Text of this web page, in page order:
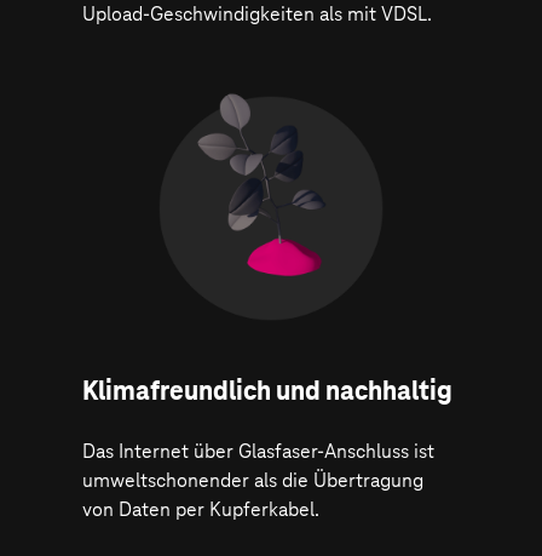
Upload-Geschwindigkeiten als mit VDSL.
Klima­freundlich und nachhaltig
Das Internet über Glasfaser-Anschluss ist
umweltschonender als die Übertragung
von Daten per Kupferkabel.